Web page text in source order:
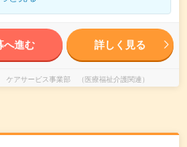
へ進む 詳しく見る
ケアサービス事業部 （医療福祉介護関連）